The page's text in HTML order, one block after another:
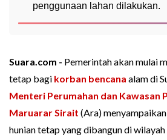
penggunaan lahan dilakukan.
Suara.com - Pemerintah akan mulai
tetap bagi korban bencana alam di
Menteri Perumahan dan Kawasan
Maruarar Sirait (Ara)
hunian tetap yang dibangun di